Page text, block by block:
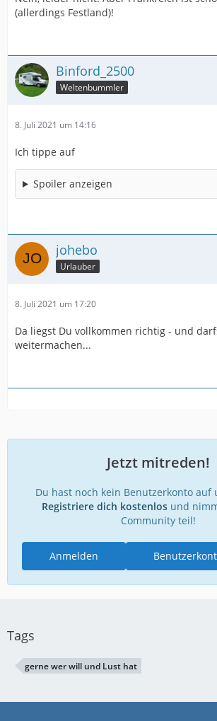
(allerdings Festland)!
Binford_2500
Weltenbummler
8. Juli 2021 um 14:16
Ich tippe auf
Spoiler anzeigen
johebo
Urlauber
8. Juli 2021 um 17:20
Da liegst Du vollkommen richtig - und
weitermachen...
Jetzt mitreden!
Du hast noch kein Benutzerkonto auf
Registriere dich kostenlos und
Community teil!
Anmelden
Tags
gerne wer will und Lust hat